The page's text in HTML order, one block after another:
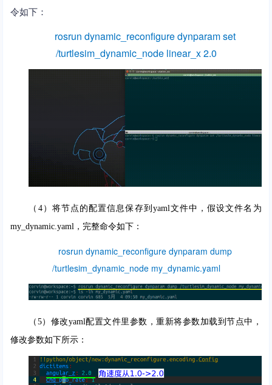
令如下：
rosrun dynamic_reconfigure dynparam set
/turtlesim_dynamic_node linear_x 2.0
（4）将节点的配置信息保存到yaml文件中，假设文件名为
my_dynamic.yaml，完整命令如下：
rosrun dynamic_reconfigure dynparam dump
/turtlesim_dynamic_node my_dynamic.yaml
（5）修改yaml配置文件里参数，重新将参数加载到节点中，
修改参数如下所示：